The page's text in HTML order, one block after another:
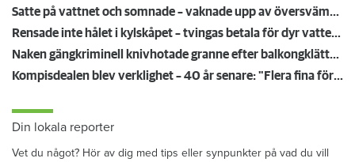
Satte på vattnet och somnade – vaknade upp av översvämning hos grannen
Rensade inte hålet i kylskåpet – tvingas betala för dyr vattenskada
Naken gängkriminell knivhotade granne efter balkongklättring
Kompisdealen blev verklighet – 40 år senare: "Flera fina fördelar med att dela bostad"
Din lokala reporter
Vet du något? Hör av dig med tips eller synpunkter på vad du vill